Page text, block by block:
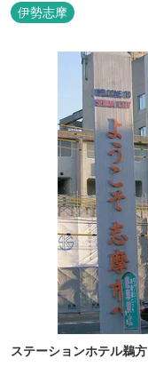
伊勢志摩
ステーションホテル鵜方